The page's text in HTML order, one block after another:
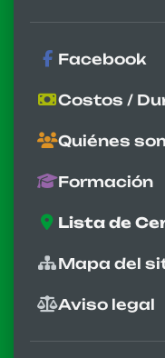
Facebook
Costos /
Quiénes
Formación
Lista de
Mapa del
Aviso legal